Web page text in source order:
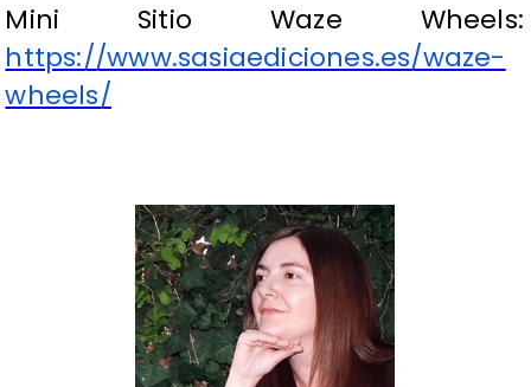
Mini Sitio Waze Wheels:
https://www.sasiaediciones.es/waze-
wheels/